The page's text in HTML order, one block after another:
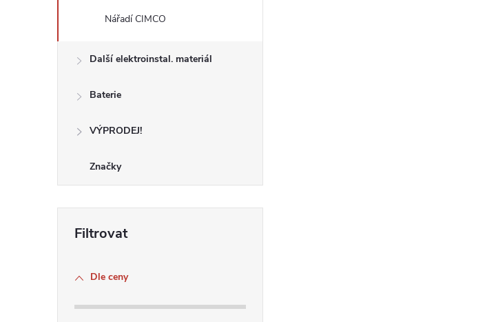
Nářadí CIMCO
Další elektroinstal. materiál
Baterie
VÝPRODEJ!
Značky
Dle ceny